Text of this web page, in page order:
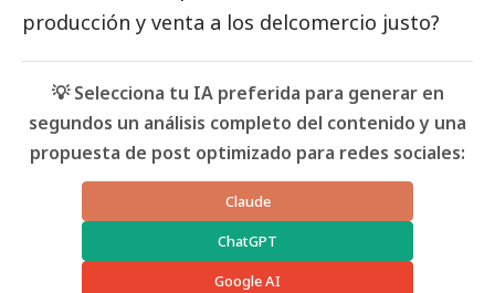
producción y venta a los delcomercio justo?
💡 Selecciona tu IA preferida para generar en
segundos un análisis completo del contenido y una
propuesta de post optimizado para redes sociales:
Claude
ChatGPT
Google AI